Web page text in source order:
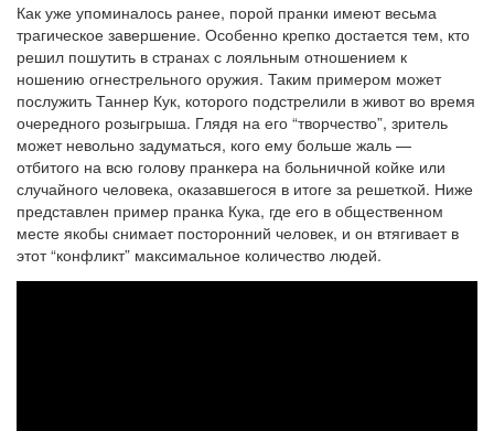
Как уже упоминалось ранее, порой пранки имеют весьма
трагическое завершение. Особенно крепко достается тем, кто
решил пошутить в странах с лояльным отношением к
ношению огнестрельного оружия. Таким примером может
послужить Таннер Кук, которого подстрелили в живот во время
очередного розыгрыша. Глядя на его “творчество”, зритель
может невольно задуматься, кого ему больше жаль —
отбитого на всю голову пранкера на больничной койке или
случайного человека, оказавшегося в итоге за решеткой. Ниже
представлен пример пранка Кука, где его в общественном
месте якобы снимает посторонний человек, и он втягивает в
этот “конфликт” максимальное количество людей.